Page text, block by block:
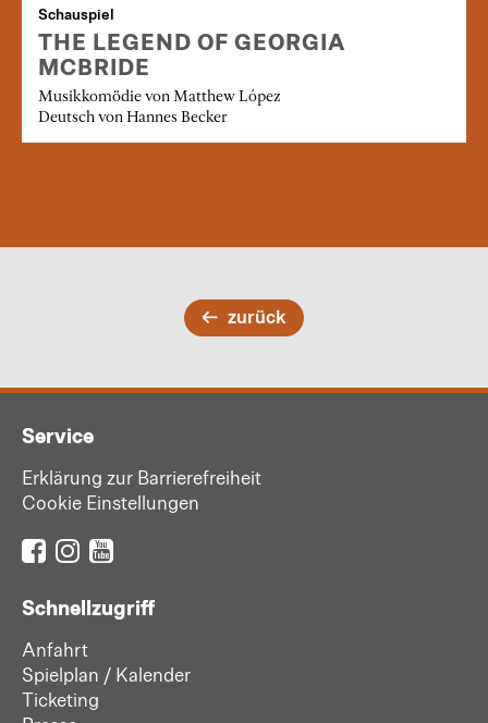
Schauspiel
THE LEGEND OF GEORGIA
MCBRIDE
Musikkomödie von Matthew López
Deutsch von Hannes Becker
zurück
Service
Erklärung zur Barrierefreiheit
Cookie Einstellungen
Schnellzugriff
Anfahrt
Spielplan / Kalender
Ticketing